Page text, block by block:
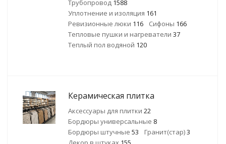
Трубопровод 1588
Уплотнение и изоляция 161
Ревизионные люки 116 Сифоны 166
Тепловые пушки и нагреватели 37
Теплый пол водяной 120
Керамическая плитка
Аксессуары для плитки 22
Бордюры универсальные 8
Бордюры штучные 53 Гранит(стар)3